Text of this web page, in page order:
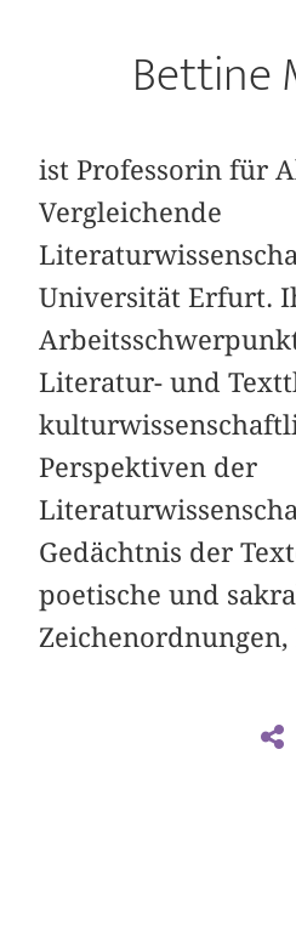
Bettine
ist Professorin für
Vergleichende
Universität Erfurt.
Literatur- und
Perspektiven der
Gedächtnis der
poetische und